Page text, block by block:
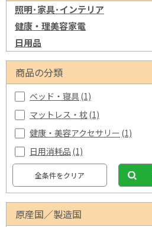
照明･家具･インテリア
健康・理美容家電
日用品
商品の分類
ベッド・寝具(1)
マットレス・枕(1)
健康・美容アクセサリー (1)
日用消耗品 (1)
全条件をクリア
原産国／製造国